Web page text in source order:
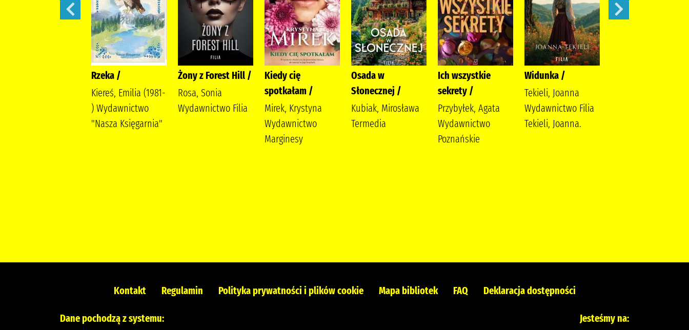
Rzeka /
Kiereś, Emilia (1981-
) Wydawnictwo
"Nasza Księgarnia"
Żony z Forest Hill /
Rosa, Sonia
Wydawnictwo Filia
Kiedy cię
spotkałam /
Mirek, Krystyna
Wydawnictwo
Marginesy
Osada w
Słonecznej /
Kubiak, Mirosława
Termedia
Ich wszystkie
sekrety /
Przybyłek, Agata
Wydawnictwo
Poznańskie
Widunka /
Tekieli, Joanna
Wydawnictwo Filia
Tekieli, Joanna.
Kontakt Regulamin Polityka prywatności i plików cookie Mapa bibliotek FAQ Deklaracja dostępności
Dane pochodzą z systemu: Jesteśmy na: